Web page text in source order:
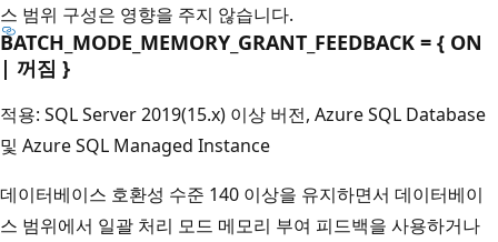
스 범위 구성은 영향을 주지 않습니다.
BATCH_MODE_MEMORY_GRANT_FEEDBACK = { ON
| 꺼짐 }
적용: SQL Server 2019(15.x) 이상 버전, Azure SQL Database
및 Azure SQL Managed Instance
데이터베이스 호환성 수준 140 이상을 유지하면서 데이터베이
스 범위에서 일괄 처리 모드 메모리 부여 피드백을 사용하거나